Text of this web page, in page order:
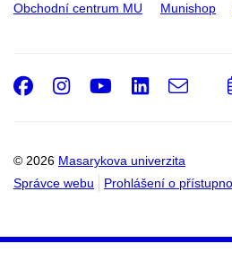
Obchodní centrum MU Munishop
© 2026 Masarykova univerzita
Správce webu
Prohlášení o
Facebook
Instagram
Youtube
e-